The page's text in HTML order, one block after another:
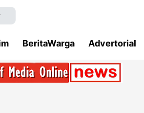
BeritaWarga Advertorial